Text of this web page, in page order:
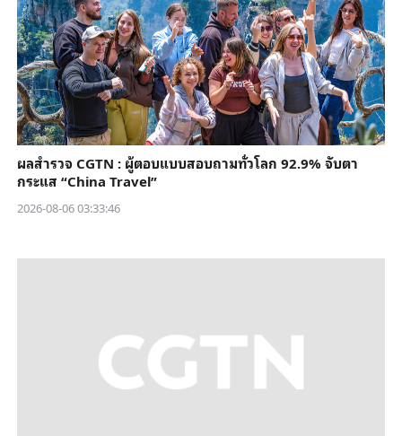
ผลสำรวจ CGTN : ผู้ตอบแบบสอบถามทั่วโลก 92.9% จับตา
กระแส “China Travel”
2026-08-06 03:33:46